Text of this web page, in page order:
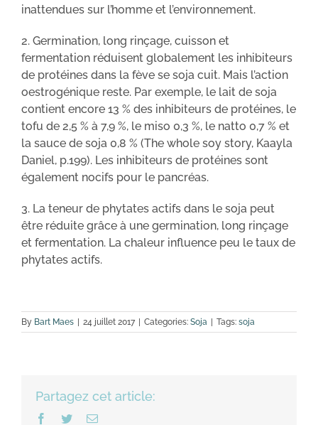
inattendues sur l’homme et l’environnement.
2. Germination, long rinçage, cuisson et
fermentation réduisent globalement les inhibiteurs
de protéines dans la fève se soja cuit. Mais l’action
oestrogénique reste. Par exemple, le lait de soja
contient encore 13 % des inhibiteurs de protéines, le
tofu de 2,5 % à 7,9 %, le miso 0,3 %, le natto 0,7 % et
la sauce de soja 0,8 % (The whole soy story, Kaayla
Daniel, p.199). Les inhibiteurs de protéines sont
également nocifs pour le pancréas.
3. La teneur de phytates actifs dans le soja peut
être réduite grâce à une germination, long rinçage
et fermentation. La chaleur influence peu le taux de
phytates actifs.
By Bart Maes 24 juillet 2017 Categories: Soja Tags: soja
Partagez cet article:
Facebook
TwitterEmail